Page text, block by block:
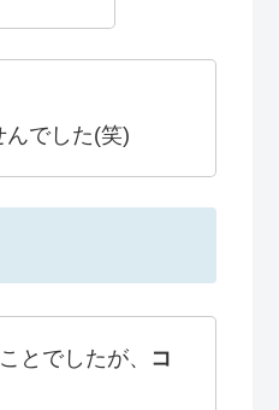
でした(笑)
とでしたが、 コ